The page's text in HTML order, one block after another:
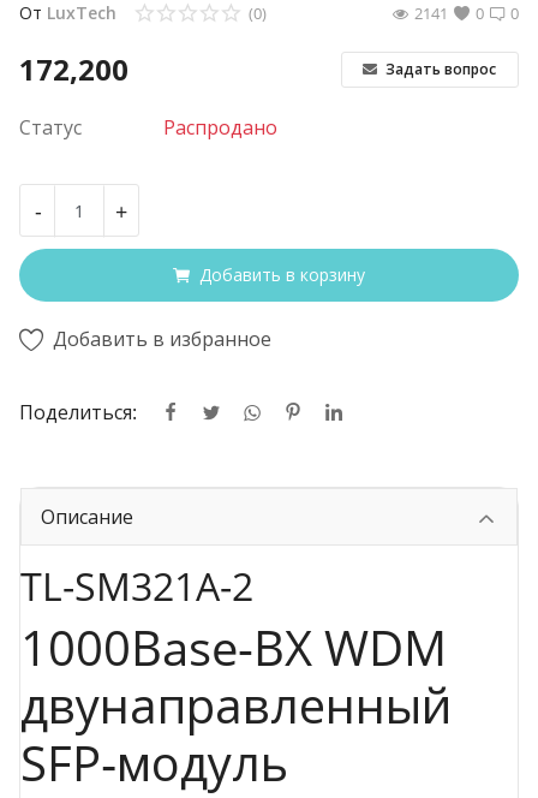
От LuxTech 0
(0) 0
2141
172,200 Задать вопрос
Статус Распродано
- +
Добавить в корзину
Добавить в избранное
Поделиться:
Описание
TL-SM321A-2
1000Base-BX WDM
двунаправленный
SFP‑модуль